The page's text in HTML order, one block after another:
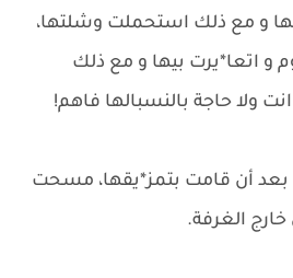
و مع ذلك استحملت وشلتها،
و اتعا*يرت بيها و مع ذلك
انت ولا حاجة بالنسبالها فاهم!
بعد أن قامت بتمز*يقها، مسحت
الغرفة.